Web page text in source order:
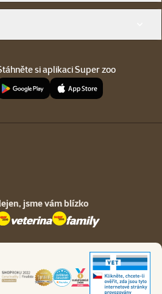
si aplikaci Super zoo
jsme vám blízko